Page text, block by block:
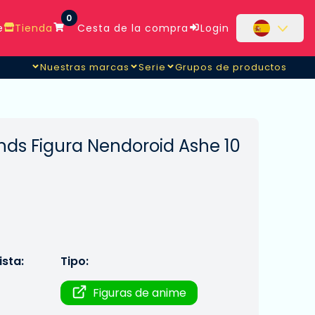
Tienda
0
Cesta de la compra Login
Nuestras marcas Serie Grupos de productos
Figura Nendoroid Ashe 10
Tipo:
Figuras de anime